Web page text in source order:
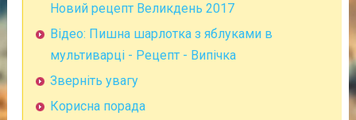
Новий рецепт Великдень 2017
Відео: Пишна шарлотка з яблуками в
мультиварці - Рецепт - Випічка
Зверніть увагу
Корисна порада